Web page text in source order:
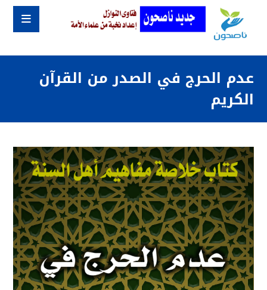
عدم الحرج في الصدر من القرآن
الكريم